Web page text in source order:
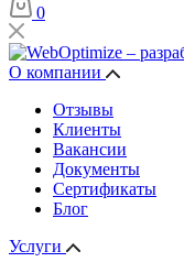
0
О компании
Отзывы
Клиенты
Вакансии
Документы
Сертификаты
Блог
Услуги